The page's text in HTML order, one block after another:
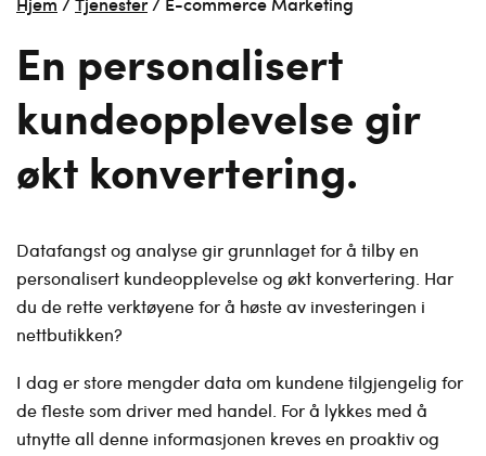
En personalisert
kundeopplevelse gir
økt konvertering.
Datafangst og analyse gir grunnlaget for å tilby en
personalisert kundeopplevelse og økt konvertering. Har
du de rette verktøyene for å høste av investeringen i
nettbutikken?
I dag er store mengder data om kundene tilgjengelig for
de fleste som driver med handel. For å lykkes med å
utnytte all denne informasjonen kreves en proaktiv og